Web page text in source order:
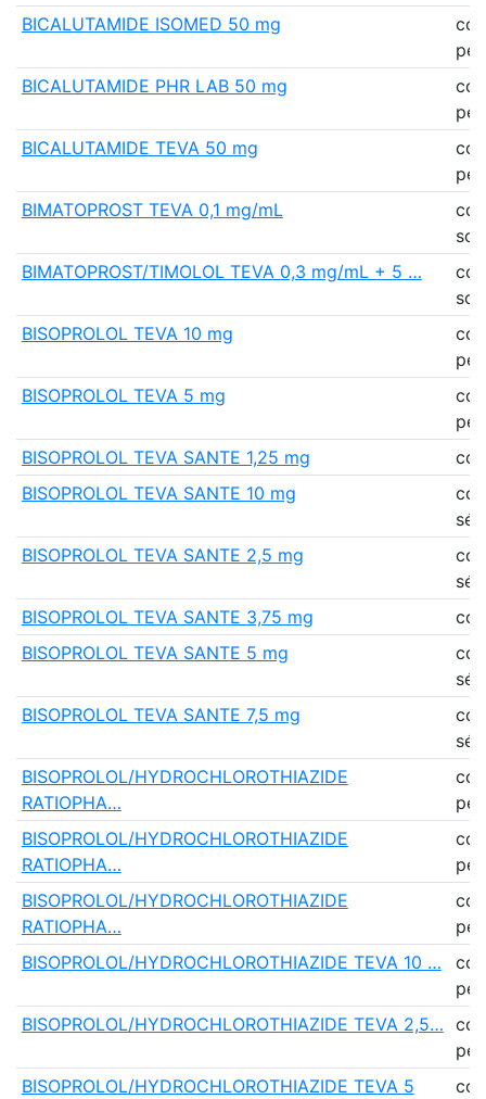
BICALUTAMIDE ISOMED 50 mg
BICALUTAMIDE PHR LAB 50 mg
BICALUTAMIDE TEVA 50 mg
BIMATOPROST TEVA 0,1 mg/mL
BIMATOPROST/TIMOLOL TEVA 0,3 mg/mL + 5 …
BISOPROLOL TEVA 10 mg
BISOPROLOL TEVA 5 mg
BISOPROLOL TEVA SANTE 1,25 mg
BISOPROLOL TEVA SANTE 10 mg
BISOPROLOL TEVA SANTE 2,5 mg
BISOPROLOL TEVA SANTE 3,75 mg
BISOPROLOL TEVA SANTE 5 mg
BISOPROLOL TEVA SANTE 7,5 mg
BISOPROLOL/HYDROCHLOROTHIAZIDE
RATIOPHA…
BISOPROLOL/HYDROCHLOROTHIAZIDE
RATIOPHA…
BISOPROLOL/HYDROCHLOROTHIAZIDE
RATIOPHA…
BISOPROLOL/HYDROCHLOROTHIAZIDE TEVA 10 …
BISOPROLOL/HYDROCHLOROTHIAZIDE TEVA 2,5…
BISOPROLOL/HYDROCHLOROTHIAZIDE TEVA 5